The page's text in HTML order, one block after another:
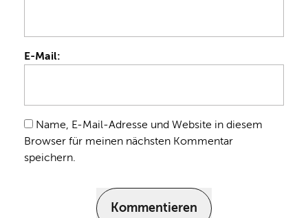
E-Mail:
Name, E-Mail-Adresse und Website in diesem
Browser für meinen nächsten Kommentar
speichern.
Kommentieren